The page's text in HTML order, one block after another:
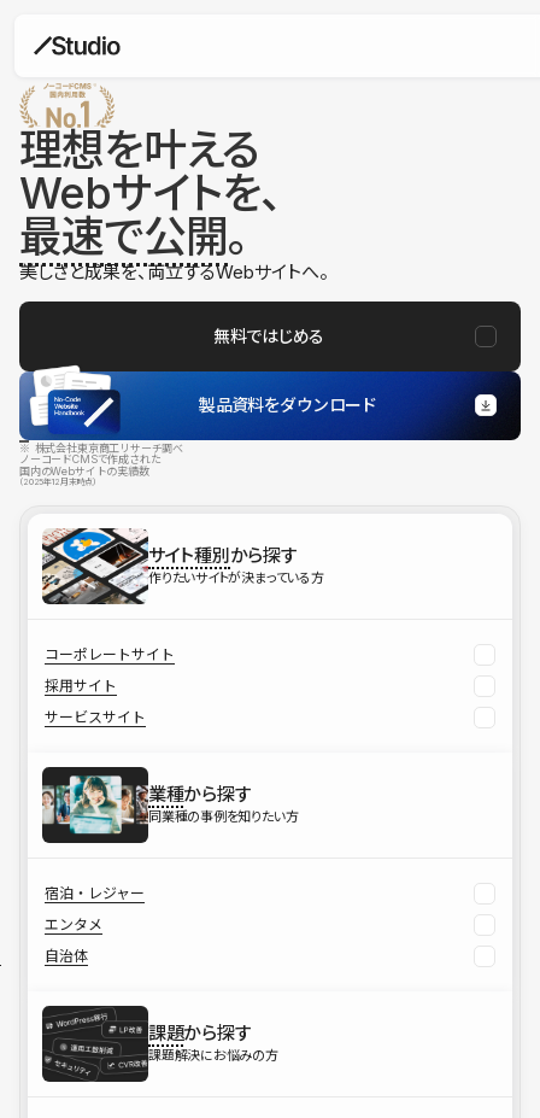
理想を叶える
Webサイトを、
最速で公開。
美しさと成果を、両立するWebサイトへ。
無料ではじめる
製品資料をダウンロード
※ 株式会社東京商工リサーチ調べ
ノーコードCMSで作成された
国内のWebサイトの実績数
（2025年12月末時点）
サイト種別から探す
作りたいサイトが決まっている方
コーポレートサイト
採用サイト
サービスサイト
業種から探す
同業種の事例を知りたい方
宿泊・レジャー
エンタメ
自治体
課題から探す
課題解決にお悩みの方